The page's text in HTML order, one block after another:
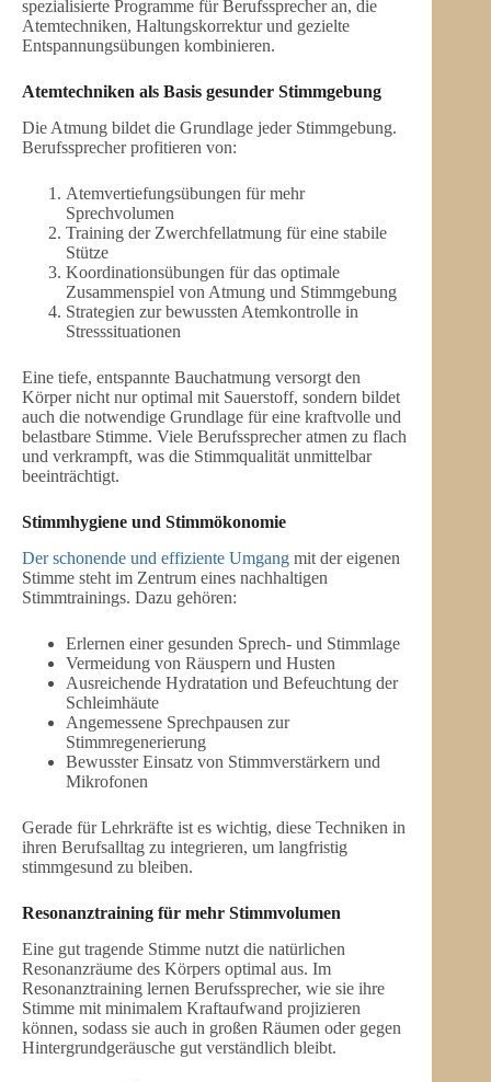
spezialisierte Programme für Berufssprecher an, die
Atemtechniken, Haltungskorrektur und gezielte
Entspannungsübungen kombinieren.
Atemtechniken als Basis gesunder Stimmgebung
Die Atmung bildet die Grundlage jeder Stimmgebung.
Berufssprecher profitieren von:
Atemvertiefungsübungen für mehr
Sprechvolumen
Training der Zwerchfellatmung für eine stabile
Stütze
Koordinationsübungen für das optimale
Zusammenspiel von Atmung und Stimmgebung
Strategien zur bewussten Atemkontrolle in
Stresssituationen
Eine tiefe, entspannte Bauchatmung versorgt den
Körper nicht nur optimal mit Sauerstoff, sondern bildet
auch die notwendige Grundlage für eine kraftvolle und
belastbare Stimme. Viele Berufssprecher atmen zu flach
und verkrampft, was die Stimmqualität unmittelbar
beeinträchtigt.
Stimmhygiene und Stimmökonomie
Der schonende und effiziente Umgang mit der eigenen
Stimme steht im Zentrum eines nachhaltigen
Stimmtrainings. Dazu gehören:
Erlernen einer gesunden Sprech- und Stimmlage
Vermeidung von Räuspern und Husten
Ausreichende Hydratation und Befeuchtung der
Schleimhäute
Angemessene Sprechpausen zur
Stimmregenerierung
Bewusster Einsatz von Stimmverstärkern und
Mikrofonen
Gerade für Lehrkräfte ist es wichtig, diese Techniken in
ihren Berufsalltag zu integrieren, um langfristig
stimmgesund zu bleiben.
Resonanztraining für mehr Stimmvolumen
Eine gut tragende Stimme nutzt die natürlichen
Resonanzräume des Körpers optimal aus. Im
Resonanztraining lernen Berufssprecher, wie sie ihre
Stimme mit minimalem Kraftaufwand projizieren
können, sodass sie auch in großen Räumen oder gegen
Hintergrundgeräusche gut verständlich bleibt.